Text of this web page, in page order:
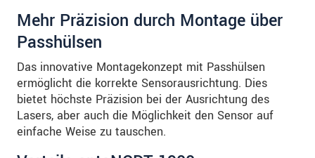
Mehr Präzision durch Montage über
Passhülsen
Das innovative Montagekonzept mit Passhülsen
ermöglicht die korrekte Sensorausrichtung. Dies
bietet höchste Präzision bei der Ausrichtung des
Lasers, aber auch die Möglichkeit den Sensor auf
einfache Weise zu tauschen.